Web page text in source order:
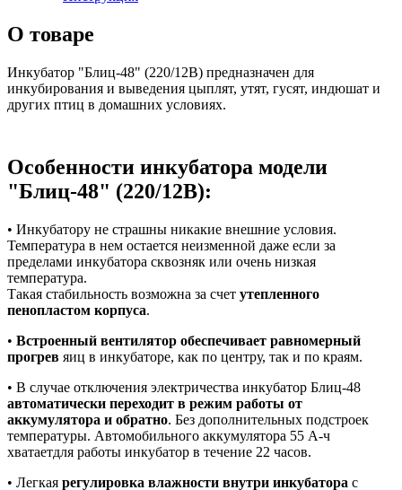
О товаре
Инкубатор "Блиц-48" (220/12В) предназначен для
инкубирования и выведения цыплят, утят, гусят, индюшат и
других птиц в домашних условиях.
Особенности инкубатора модели
"Блиц-48" (220/12В):
• Инкубатору не страшны никакие внешние условия.
Температура в нем остается неизменной даже если за
пределами инкубатора сквозняк или очень низкая
температура.
Такая стабильность возможна за счет утепленного
пенопластом корпуса.
• Встроенный вентилятор обеспечивает равномерный
прогрев яиц в инкубаторе, как по центру, так и по краям.
• В случае отключения электричества инкубатор Блиц-48
автоматически переходит в режим работы от
аккумулятора и обратно. Без дополнительных подстроек
температуры. Автомобильного аккумулятора 55 А-ч
хватаетдля работы инкубатор в течение 22 часов.
• Легкая регулировка влажности внутри инкубатора с